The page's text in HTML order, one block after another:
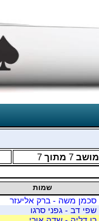
מושב 7 מתוך 7
שמות
סכמן משה - ברק אליעזר
שפי דב - גפני סרגו